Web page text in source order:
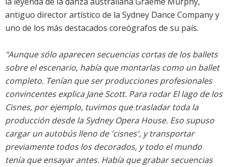
antiguo director artístico de la Sydney Dance Company y
uno de los más destacados coreógrafos de su país.
"Aunque sólo aparecen secuencias cortas de los ballets
sobre el escenario, había que montarlas como un ballet
completo. Tenían que ser producciones profesionales
convincentes explica Jane Scott. Para rodar El lago de los
Cisnes, por ejemplo, tuvimos que trasladar toda la
producción desde la Sydney Opera House. Eso supuso
cargar un autobús lleno de 'cisnes', y transportar
previamente todos los decorados, y todo el mundo
tenía que ensayar antes. Había que grabar secuencias